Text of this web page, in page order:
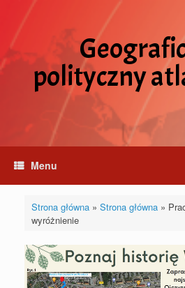
content
polityczny
Menu
Strona główna» Strona główna»
wyróżnienie